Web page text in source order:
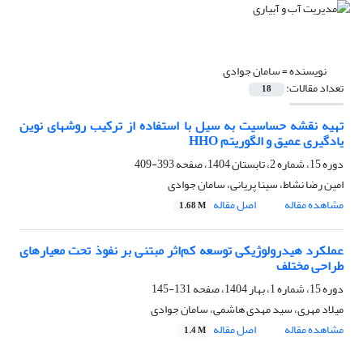
نویسنده =سامان جوادی
تعداد مقالات: 18
تهیه نقشه حساسیت به سیل با استفاده از ترکیب روشهای نوین
یادگیری عمیق و الگوریتم HHO
دوره 15، شماره 2، تابستان 1404، صفحه
393-409
امین رضا نشاط، سینا پریانی، سامان جوادی
مشاهده مقاله
اصل مقاله 1.68 M
عملکرد هیدرولوژیکی توسعه کم‌اثر مبتنی بر نفوذ تحت معیارهای
طراحی مختلف
دوره 15، شماره 1، بهار 1404، صفحه
131-145
میلاد مهری، سید مهدی هاشمی، سامان جوادی
مشاهده مقاله
اصل مقاله 1.4 M